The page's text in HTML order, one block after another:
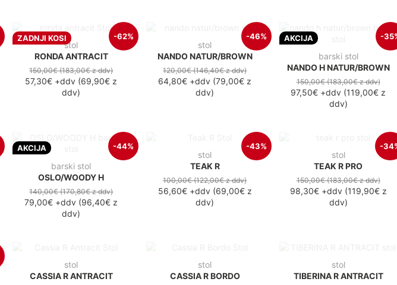
ZADNJI KOSI -62%
stol
RONDA ANTRACIT
150,00€(183,00€z ddv)
57,30€ +ddv (69,90€ z
ddv)
-46%
stol
NANDO NATUR/BROWN
120,00€(146,40€z ddv)
64,80€ +ddv (79,00€ z
ddv)
AKCIJA -
barski stol
NANDO H NATUR/BROWN
150,00€(183,00€z ddv)
97,50€ +ddv (119,00€ z
ddv)
AKCIJA -44%
barski stol
OSLO/WOODY H
140,00€(170,80€z ddv)
79,00€ +ddv (96,40€ z
ddv)
-43%
stol
TEAK R
100,00€(122,00€z ddv)
56,60€+ddv(69,00€z
ddv)
-
stol
TEAK R PRO
150,00€(183,00€z ddv)
98,30€+ddv(119,90€z
ddv)
stol
CASSIA R ANTRACIT
stol
CASSIA R BORDO
stol
TIBERINA R ANTRACIT